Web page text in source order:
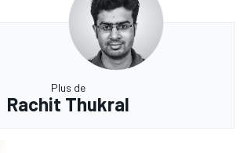
Plus de
Rachit Thukral